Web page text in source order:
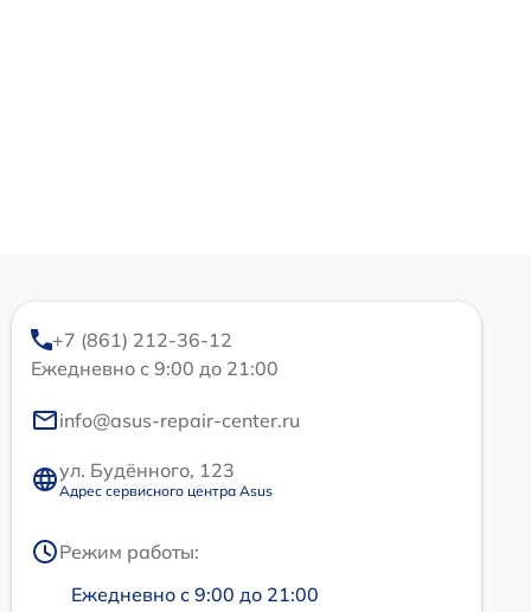
+7 (861) 212-36-12
Ежедневно с 9:00 до 21:00
info@asus-repair-center.ru
ул. Будённого, 123
Адрес сервисного центра Asus
Режим работы:
Ежедневно с 9:00 до 21:00